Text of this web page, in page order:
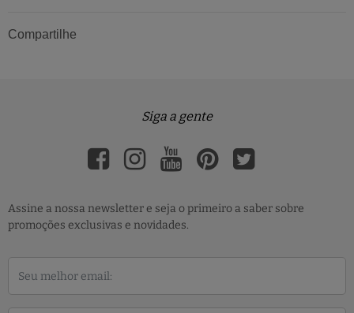
Compartilhe
Siga a gente
Assine a nossa newsletter e seja o primeiro a saber sobre
promoções exclusivas e novidades.